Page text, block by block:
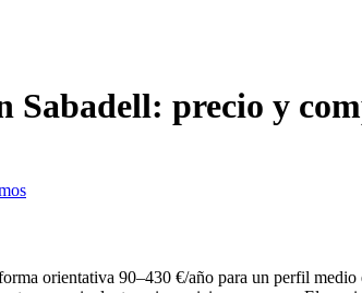
Sabadell: precio y
orientativa 90–430 €/año para un perfil